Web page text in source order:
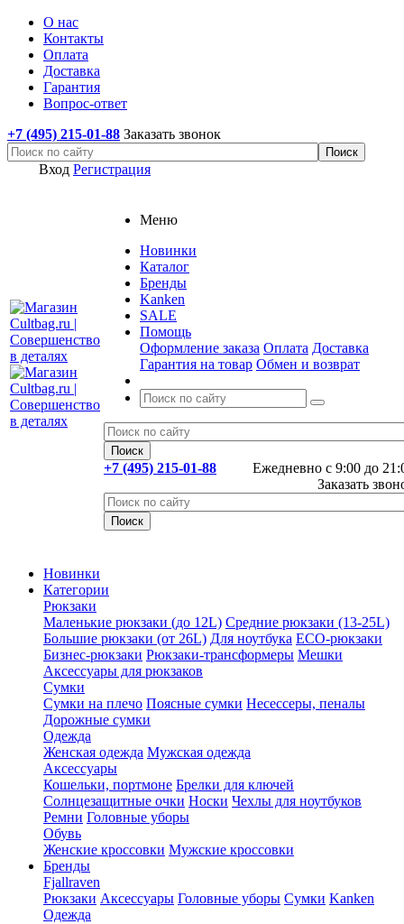
О нас
Контакты
Оплата
Доставка
Гарантия
Вопрос-ответ
+7 (495) 215-01-88 Заказать звонок
Вход Регистрация
Меню
Новинки
Каталог
Бренды
Kanken
SALE
Помощь
Оформление заказа Оплата Доставка
Гарантия на товар Обмен и возврат
Ежедневно с 9:00 до
+7 (495) 215-01-88
Заказать
Новинки
Категории
Рюкзаки
Маленькие рюкзаки (до 12L) Средние рюкзаки (13-25L)
Большие рюкзаки (от 26L) Для ноутбука ECO-рюкзаки
Бизнес-рюкзаки Рюкзаки-трансформеры Мешки
Аксессуары для рюкзаков
Сумки
Сумки на плечо Поясные сумки Несессеры, пеналы
Дорожные сумки
Одежда
Женская одежда Мужская одежда
Аксессуары
Кошельки, портмоне Брелки для ключей
Солнцезащитные очки Носки Чехлы для ноутбуков
Ремни Головные уборы
Обувь
Женские кроссовки Мужские кроссовки
Бренды
Fjallraven
Рюкзаки Аксессуары Головные уборы Сумки Kanken
Одежда